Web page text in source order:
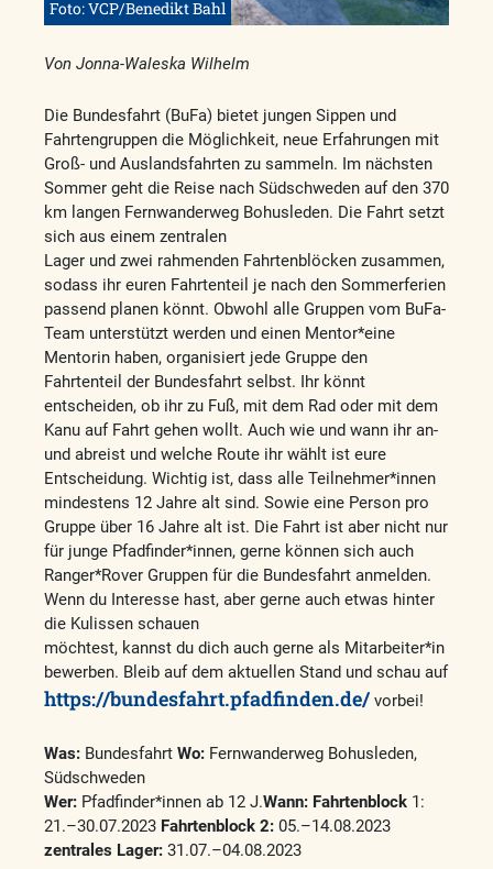
Foto: VCP/Benedikt Bahl
Von Jonna-Waleska Wilhelm
Die Bundesfahrt (BuFa) bietet jungen Sippen und
Fahrtengruppen die Möglichkeit, neue Erfahrungen mit
Groß- und Auslandsfahrten zu sammeln. Im nächsten
Sommer geht die Reise nach Südschweden auf den 370
km langen Fernwanderweg Bohusleden. Die Fahrt setzt
sich aus einem zentralen
Lager und zwei rahmenden Fahrtenblöcken zusammen,
sodass ihr euren Fahrtenteil je nach den Sommerferien
passend planen könnt. Obwohl alle Gruppen vom BuFa-
Team unterstützt werden und einen Mentor*eine
Mentorin haben, organisiert jede Gruppe den
Fahrtenteil der Bundesfahrt selbst. Ihr könnt
entscheiden, ob ihr zu Fuß, mit dem Rad oder mit dem
Kanu auf Fahrt gehen wollt. Auch wie und wann ihr an-
und abreist und welche Route ihr wählt ist eure
Entscheidung. Wichtig ist, dass alle Teilnehmer*innen
mindestens 12 Jahre alt sind. Sowie eine Person pro
Gruppe über 16 Jahre alt ist. Die Fahrt ist aber nicht nur
für junge Pfadfinder*innen, gerne können sich auch
Ranger*Rover Gruppen für die Bundesfahrt anmelden.
Wenn du Interesse hast, aber gerne auch etwas hinter
die Kulissen schauen
möchtest, kannst du dich auch gerne als Mitarbeiter*in
bewerben. Bleib auf dem aktuellen Stand und schau auf
https://bundesfahrt.pfadfinden.de/ vorbei!
Was: Bundesfahrt Wo: Fernwanderweg Bohusleden,
Südschweden
Wer: Pfadfinder*innen ab 12 J.Wann: Fahrtenblock 1:
21.–30.07.2023 Fahrtenblock 2: 05.–14.08.2023
zentrales Lager: 31.07.–04.08.2023